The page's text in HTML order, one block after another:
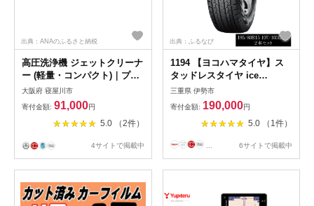
出典：ANAのふるさと納税
高圧洗浄機 ジェットクリーナ
ー (軽量・コンパクト)｜プロ
仕様 パワフル 洗車 大掃除 掃
除用品 ガーデニング アウト
ドア 庭 階段 タイル コンクリ
ート 屋外 玄関 ベランダ 油汚
戸掃除 水垢 外壁 階段 [0819]
大阪府 寝屋川市
寄付金額: 91,000円
5.0 （2件）
4サイトで掲載中
出典：ふるなび
1194 【ヨコハマタイヤ】ス
タッドレスタイヤ ice
GUARD (アイスガード)SUV
G075 195/80R15 107/105L LT
2本セット
三重県 伊勢市
寄付金額: 190,000円
5.0 （1件）
6サイトで掲載中